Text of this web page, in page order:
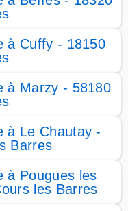
à Cuffy - 18150
à Marzy - 58180
à Le Chautay -
Barres
à Pougues les
les Barres